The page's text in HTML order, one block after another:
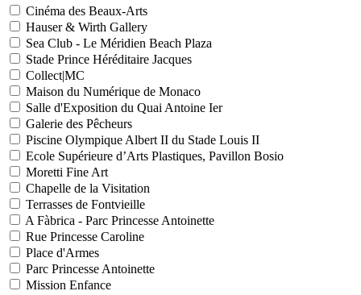
Cinéma des Beaux-Arts
Hauser & Wirth Gallery
Sea Club - Le Méridien Beach Plaza
Stade Prince Héréditaire Jacques
Collect|MC
Maison du Numérique de Monaco
Salle d'Exposition du Quai Antoine Ier
Galerie des Pêcheurs
Piscine Olympique Albert II du Stade Louis II
Ecole Supérieure d’Arts Plastiques, Pavillon Bosio
Moretti Fine Art
Chapelle de la Visitation
Terrasses de Fontvieille
A Fàbrica - Parc Princesse Antoinette
Rue Princesse Caroline
Place d'Armes
Parc Princesse Antoinette
Mission Enfance